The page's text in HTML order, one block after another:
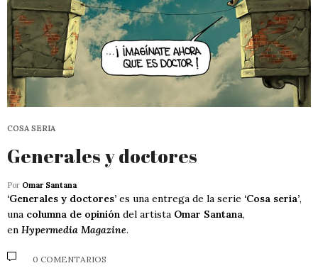
COSA SERIA
Generales y doctores
Por Omar Santana
‘Generales y doctores’ es una entrega de la serie ‘Cosa seria’,
una columna de opinión del artista Omar Santana,
en Hypermedia Magazine.
0 COMENTARIOS